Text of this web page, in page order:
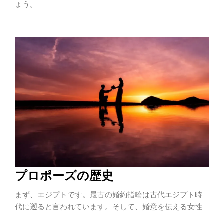
ょう。
プロポーズの歴史
まず、エジプトです。最古の婚約指輪は古代エジプト時
代に遡ると言われています。そして、婚意を伝える女性